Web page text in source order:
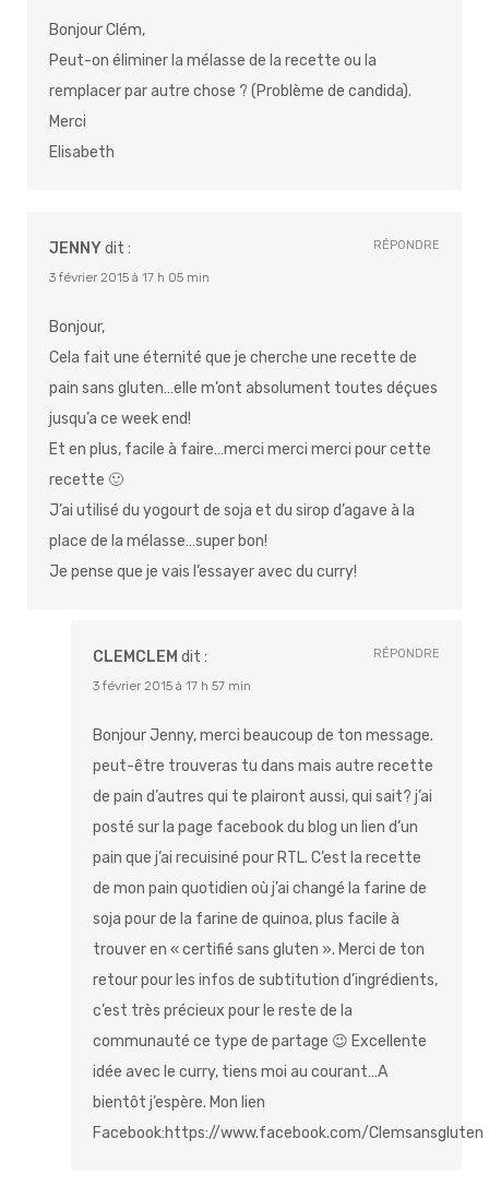
Bonjour Clém,
Peut-on éliminer la mélasse de la recette ou la
remplacer par autre chose ? (Problème de candida).
Merci
Elisabeth
JENNY dit :
3 février 2015 à 17 h 05 min
Bonjour,
Cela fait une éternité que je cherche une recette de
pain sans gluten…elle m’ont absolument toutes déçues
jusqu’a ce week end!
Et en plus, facile à faire…merci merci merci pour cette
recette 🙂
J’ai utilisé du yogourt de soja et du sirop d’agave à la
place de la mélasse…super bon!
Je pense que je vais l’essayer avec du curry!
RÉPONDRE
CLEMCLEM dit :
3 février 2015 à 17 h 57 min
Bonjour Jenny, merci beaucoup de ton message.
peut-être trouveras tu dans mais autre recette
de pain d’autres qui te plairont aussi, qui sait? j’ai
posté sur la page facebook du blog un lien d’un
pain que j’ai recuisiné pour RTL. C’est la recette
de mon pain quotidien où j’ai changé la farine de
soja pour de la farine de quinoa, plus facile à
trouver en « certifié sans gluten ». Merci de ton
retour pour les infos de subtitution d’ingrédients,
c’est très précieux pour le reste de la
communauté ce type de partage 😉 Excellente
idée avec le curry, tiens moi au courant…A
bientôt j’espère. Mon lien
Facebook:https://www.facebook.com/Clemsansgluten
RÉPONDRE